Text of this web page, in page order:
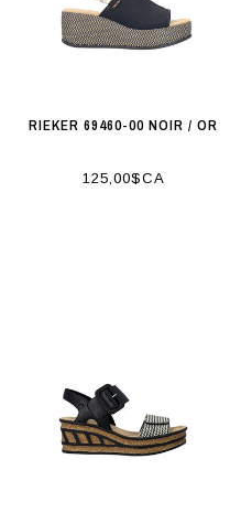
RIEKER 69460-00 NOIR / OR
125,00$CA